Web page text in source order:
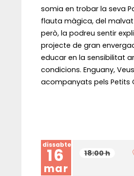
somia en trobar la seva
flauta màgica, del malvat
però, la podreu sentir
projecte de gran
educar en la sensibilitat
condicions. Enguany,
acompanyats pels Petits
dissabte
16
mar
18:00 h